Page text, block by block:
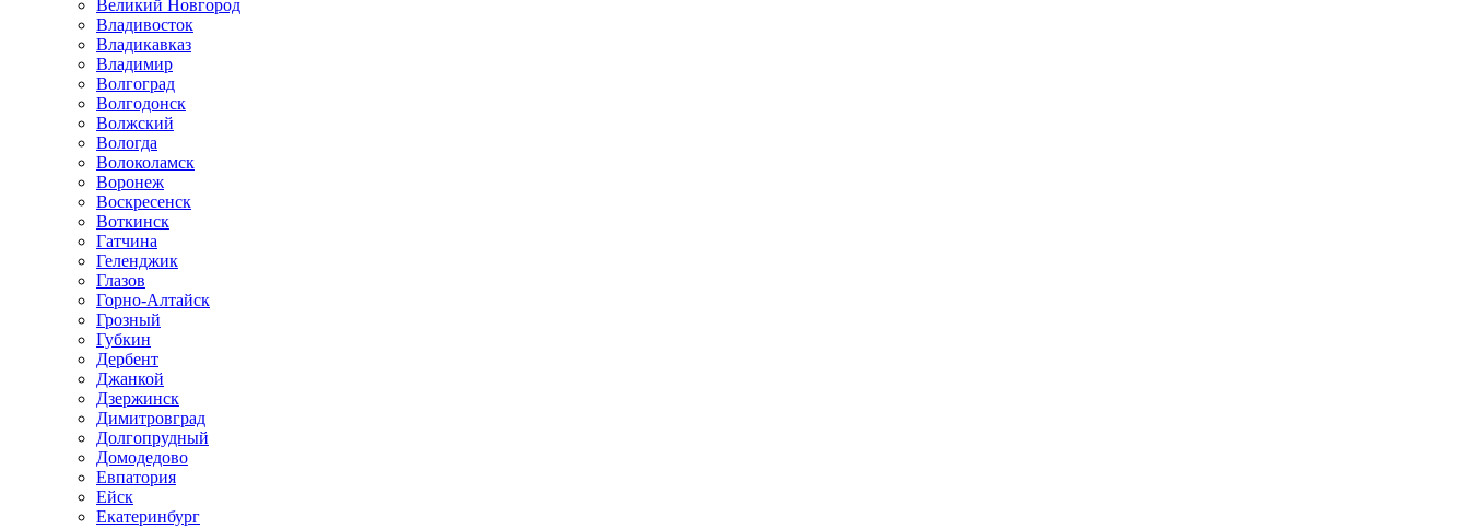
Великий Новгород
Владивосток
Владикавказ
Владимир
Волгоград
Волгодонск
Волжский
Вологда
Волоколамск
Воронеж
Воскресенск
Воткинск
Гатчина
Геленджик
Глазов
Горно-Алтайск
Грозный
Губкин
Дербент
Джанкой
Дзержинск
Димитровград
Долгопрудный
Домодедово
Евпатория
Ейск
Екатеринбург